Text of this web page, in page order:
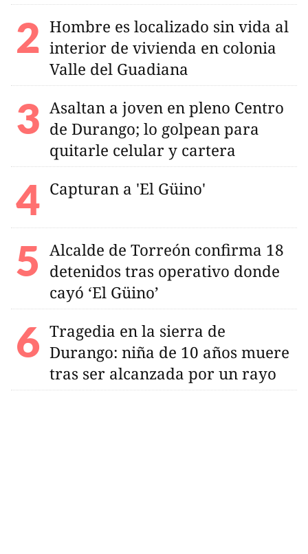
Hombre es localizado sin vida al
interior de vivienda en colonia
Valle del Guadiana
Asaltan a joven en pleno Centro
de Durango; lo golpean para
quitarle celular y cartera
Capturan a 'El Güino'
Alcalde de Torreón confirma 18
detenidos tras operativo donde
cayó ‘El Güino’
Tragedia en la sierra de
Durango: niña de 10 años muere
tras ser alcanzada por un rayo